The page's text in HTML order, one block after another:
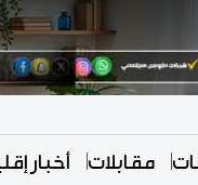
مقابلات أخبار